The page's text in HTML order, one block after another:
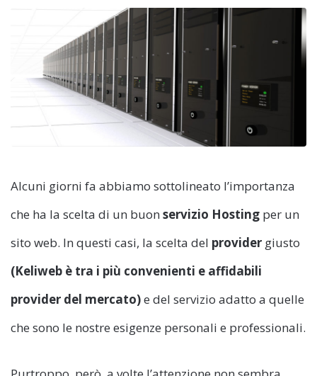
Alcuni giorni fa abbiamo sottolineato l’importanza
che ha la scelta di un buon servizio Hosting per un
sito web. In questi casi, la scelta del provider giusto
(Keliweb è tra i più convenienti e affidabili
provider del mercato)e del servizio adatto a quelle
che sono le nostre esigenze personali e professionali.